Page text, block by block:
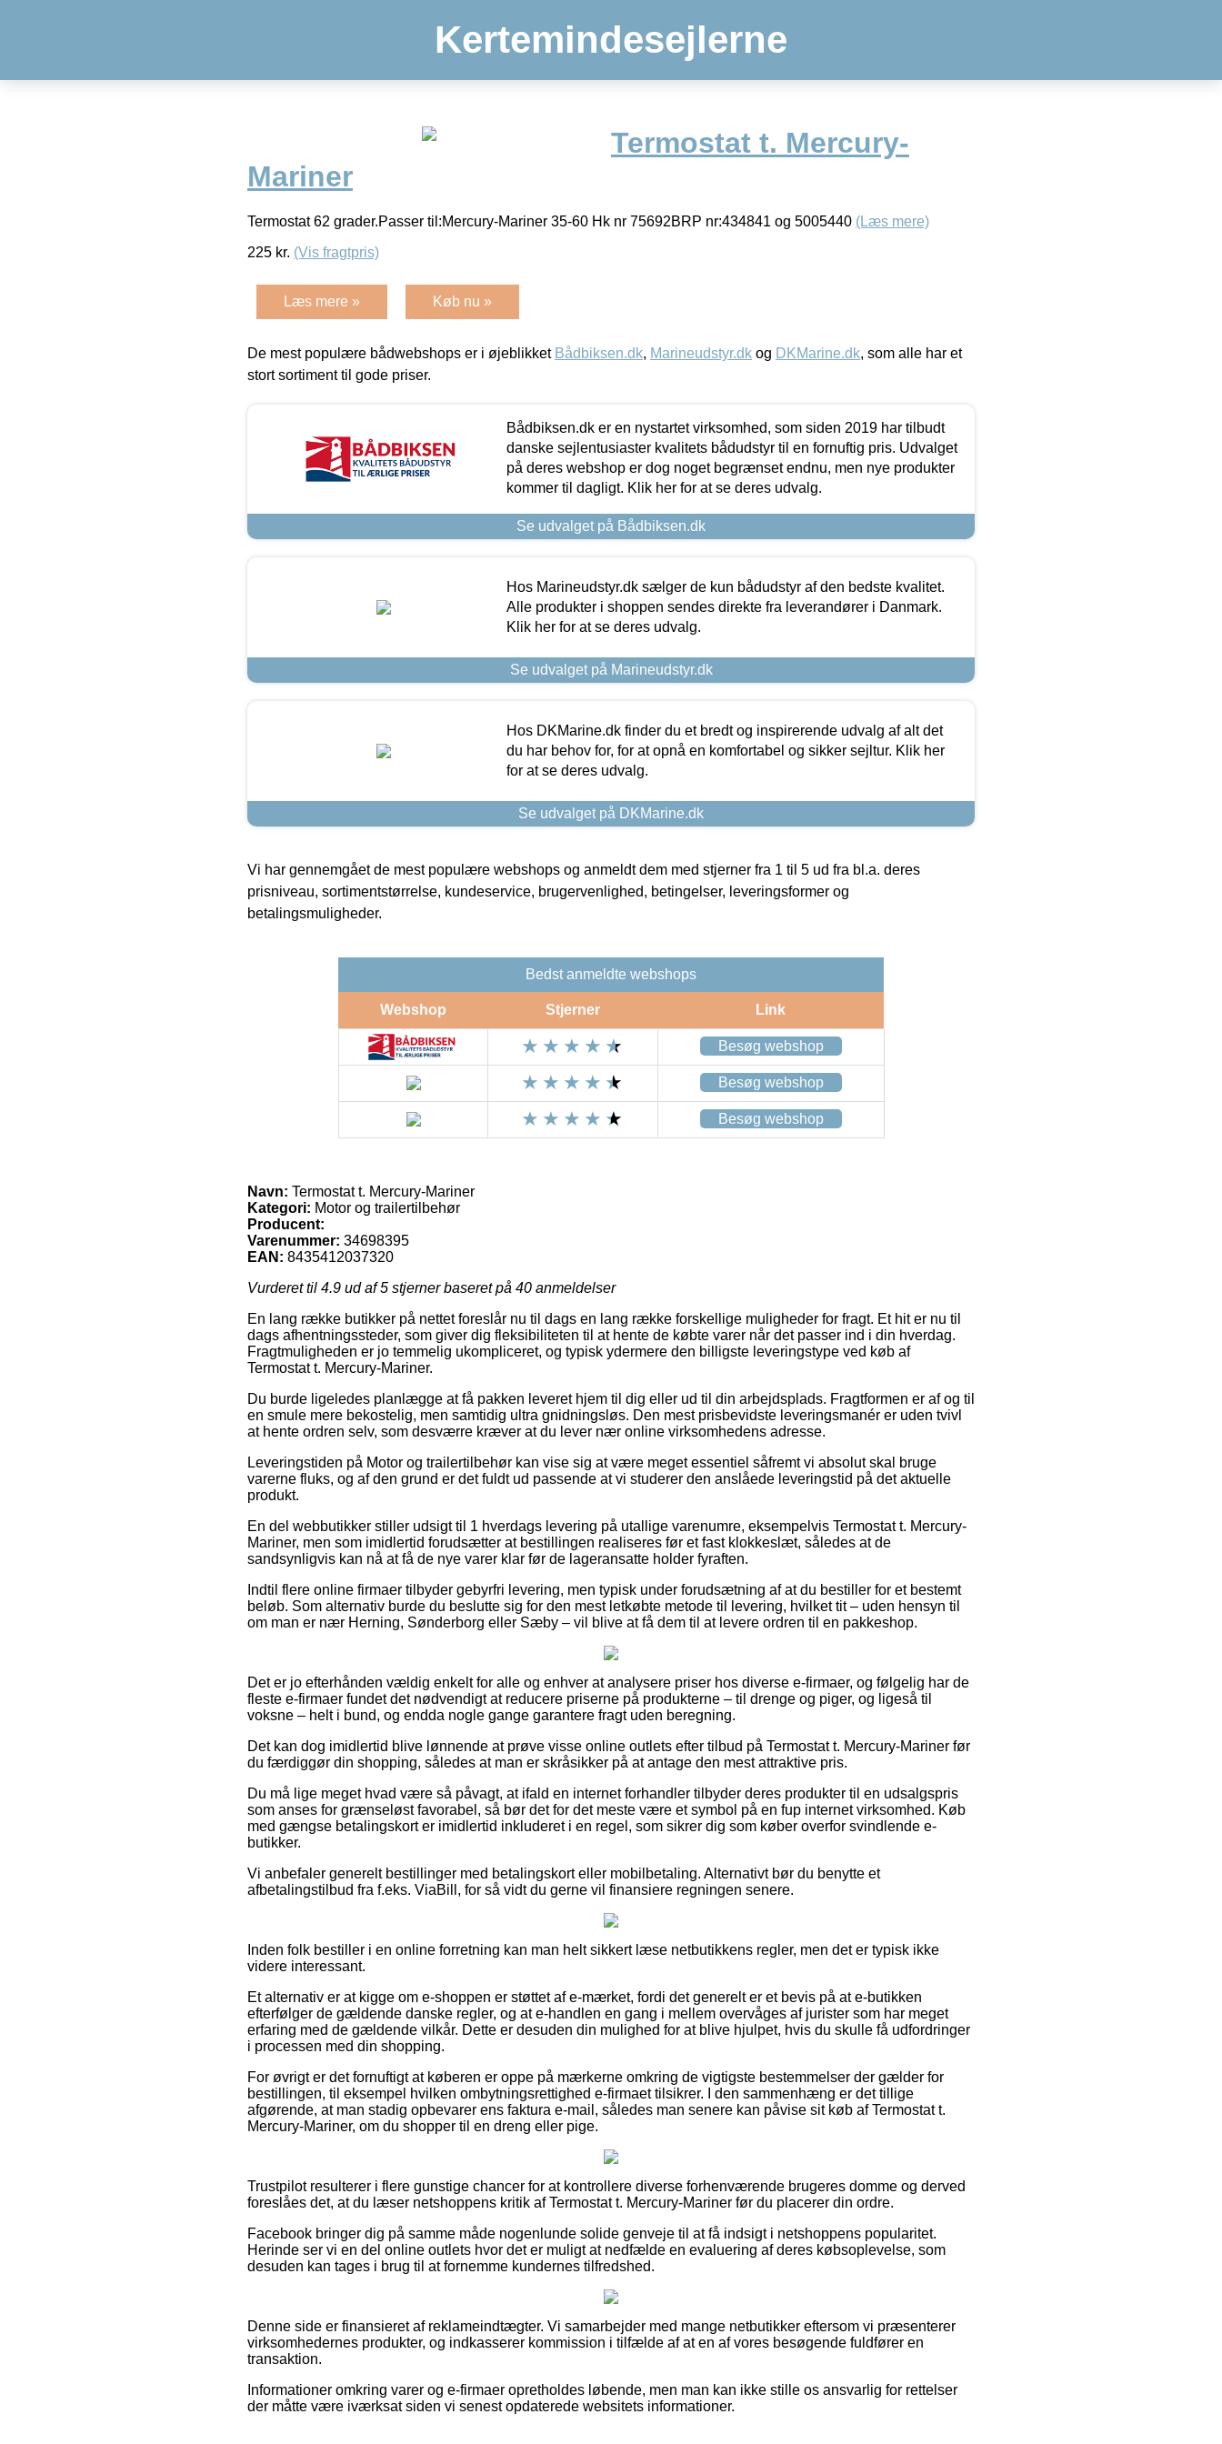
Kertemindesejlerne
Termostat t. Mercury-
Mariner
Termostat 62 grader.Passer til:Mercury-Mariner 35-60 Hk nr 75692BRP nr:434841 og 5005440 (Læs mere)
225 kr. (Vis fragtpris)
Læs mere » Køb nu »
De mest populære bådwebshops er i øjeblikket Bådbiksen.dk, Marineudstyr.dk og DKMarine.dk, som alle har et
stort sortiment til gode priser.
Bådbiksen.dk er en nystartet virksomhed, som siden 2019 har tilbudt
danske sejlentusiaster kvalitets bådudstyr til en fornuftig pris. Udvalget
på deres webshop er dog noget begrænset endnu, men nye produkter
kommer til dagligt. Klik her for at se deres udvalg.
Se udvalget på Bådbiksen.dk
Hos Marineudstyr.dk sælger de kun bådudstyr af den bedste kvalitet.
Alle produkter i shoppen sendes direkte fra leverandører i Danmark.
Klik her for at se deres udvalg.
Se udvalget på Marineudstyr.dk
Hos DKMarine.dk finder du et bredt og inspirerende udvalg af alt det
du har behov for, for at opnå en komfortabel og sikker sejltur. Klik her
for at se deres udvalg.
Se udvalget på DKMarine.dk
Vi har gennemgået de mest populære webshops og anmeldt dem med stjerner fra 1 til 5 ud fra bl.a. deres
prisniveau, sortimentstørrelse, kundeservice, brugervenlighed, betingelser, leveringsformer og
betalingsmuligheder.
Bedst anmeldte webshops
Webshop Stjerner Link
Besøg webshop
Besøg webshop
Besøg webshop
Navn: Termostat t. Mercury-Mariner
Kategori: Motor og trailertilbehør
Producent:
Varenummer: 34698395
EAN: 8435412037320
Vurderet til 4.9 ud af 5 stjerner baseret på 40 anmeldelser
En lang række butikker på nettet foreslår nu til dags en lang række forskellige muligheder for fragt. Et hit er nu til
dags afhentningssteder, som giver dig fleksibiliteten til at hente de købte varer når det passer ind i din hverdag.
Fragtmuligheden er jo temmelig ukompliceret, og typisk ydermere den billigste leveringstype ved køb af
Termostat t. Mercury-Mariner.
Du burde ligeledes planlægge at få pakken leveret hjem til dig eller ud til din arbejdsplads. Fragtformen er af og til
en smule mere bekostelig, men samtidig ultra gnidningsløs. Den mest prisbevidste leveringsmanér er uden tvivl
at hente ordren selv, som desværre kræver at du lever nær online virksomhedens adresse.
Leveringstiden på Motor og trailertilbehør kan vise sig at være meget essentiel såfremt vi absolut skal bruge
varerne fluks, og af den grund er det fuldt ud passende at vi studerer den anslåede leveringstid på det aktuelle
produkt.
En del webbutikker stiller udsigt til 1 hverdags levering på utallige varenumre, eksempelvis Termostat t. Mercury-
Mariner, men som imidlertid forudsætter at bestillingen realiseres før et fast klokkeslæt, således at de
sandsynligvis kan nå at få de nye varer klar før de lageransatte holder fyraften.
Indtil flere online firmaer tilbyder gebyrfri levering, men typisk under forudsætning af at du bestiller for et bestemt
beløb. Som alternativ burde du beslutte sig for den mest letkøbte metode til levering, hvilket tit – uden hensyn til
om man er nær Herning, Sønderborg eller Sæby – vil blive at få dem til at levere ordren til en pakkeshop.
Det er jo efterhånden vældig enkelt for alle og enhver at analysere priser hos diverse e-firmaer, og følgelig har de
fleste e-firmaer fundet det nødvendigt at reducere priserne på produkterne – til drenge og piger, og ligeså til
voksne – helt i bund, og endda nogle gange garantere fragt uden beregning.
Det kan dog imidlertid blive lønnende at prøve visse online outlets efter tilbud på Termostat t. Mercury-Mariner før
du færdiggør din shopping, således at man er skråsikker på at antage den mest attraktive pris.
Du må lige meget hvad være så påvagt, at ifald en internet forhandler tilbyder deres produkter til en udsalgspris
som anses for grænseløst favorabel, så bør det for det meste være et symbol på en fup internet virksomhed. Køb
med gængse betalingskort er imidlertid inkluderet i en regel, som sikrer dig som køber overfor svindlende e-
butikker.
Vi anbefaler generelt bestillinger med betalingskort eller mobilbetaling. Alternativt bør du benytte et
afbetalingstilbud fra f.eks. ViaBill, for så vidt du gerne vil finansiere regningen senere.
Inden folk bestiller i en online forretning kan man helt sikkert læse netbutikkens regler, men det er typisk ikke
videre interessant.
Et alternativ er at kigge om e-shoppen er støttet af e-mærket, fordi det generelt er et bevis på at e-butikken
efterfølger de gældende danske regler, og at e-handlen en gang i mellem overvåges af jurister som har meget
erfaring med de gældende vilkår. Dette er desuden din mulighed for at blive hjulpet, hvis du skulle få udfordringer
i processen med din shopping.
For øvrigt er det fornuftigt at køberen er oppe på mærkerne omkring de vigtigste bestemmelser der gælder for
bestillingen, til eksempel hvilken ombytningsrettighed e-firmaet tilsikrer. I den sammenhæng er det tillige
afgørende, at man stadig opbevarer ens faktura e-mail, således man senere kan påvise sit køb af Termostat t.
Mercury-Mariner, om du shopper til en dreng eller pige.
Trustpilot resulterer i flere gunstige chancer for at kontrollere diverse forhenværende brugeres domme og derved
foreslåes det, at du læser netshoppens kritik af Termostat t. Mercury-Mariner før du placerer din ordre.
Facebook bringer dig på samme måde nogenlunde solide genveje til at få indsigt i netshoppens popularitet.
Herinde ser vi en del online outlets hvor det er muligt at nedfælde en evaluering af deres købsoplevelse, som
desuden kan tages i brug til at fornemme kundernes tilfredshed.
Denne side er finansieret af reklameindtægter. Vi samarbejder med mange netbutikker eftersom vi præsenterer
virksomhedernes produkter, og indkasserer kommission i tilfælde af at en af vores besøgende fuldfører en
transaktion.
Informationer omkring varer og e-firmaer opretholdes løbende, men man kan ikke stille os ansvarlig for rettelser
der måtte være iværksat siden vi senest opdaterede websitets informationer.